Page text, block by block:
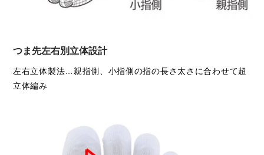
つま先左右別立体設計
左右立体製法…親指側、小指側の指の長さ太さに合わせて超
立体編み